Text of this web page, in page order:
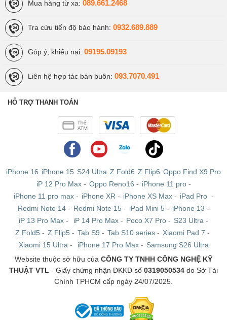
Mua hàng từ xa: 089.661.2468
Tra cứu tiến độ bảo hành: 0932.689.889
Góp ý, khiếu nại: 09195.09193
Liên hệ hợp tác bán buôn: 093.7070.491
HỖ TRỢ THANH TOÁN
iPhone 16 iPhone 15 S24 Ultra Z Fold6 Z Flip6 Oppo Find X9 Pro
iP 12 Pro Max- Oppo Reno16 - iPhone 11 pro-
iPhone 11 pro max- iPhone XR - iPhone XS Max- iPad Pro -
Redmi Note 14 - Redmi Note 15 - iPad Mini 5 - iPhone 13 -
iP 13 Pro Max - iP 14 Pro Max - Poco X7 Pro - S23 Ultra -
Z Fold5 - Z Flip5 - Tab S9 - Tab S10 series - Xiaomi Pad 7 -
Xiaomi 15 Ultra - iPhone 17 Pro Max- Samsung S26 Ultra
Website thuộc sở hữu của CÔNG TY TNHH CÔNG NGHỆ KỸ
THUẬT VTL - Giấy chứng nhận ĐKKD số 0319050534 do Sở Tài
Chính TPHCM cấp ngày 24/07/2025.